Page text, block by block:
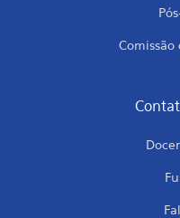
Comissão